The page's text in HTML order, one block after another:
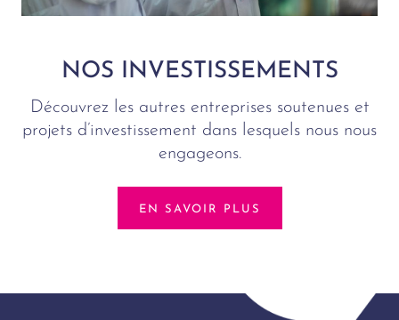
NOS INVESTISSEMENTS
Découvrez les autres entreprises soutenues et
projets d’investissement dans lesquels nous nous
engageons.
EN SAVOIR PLUS